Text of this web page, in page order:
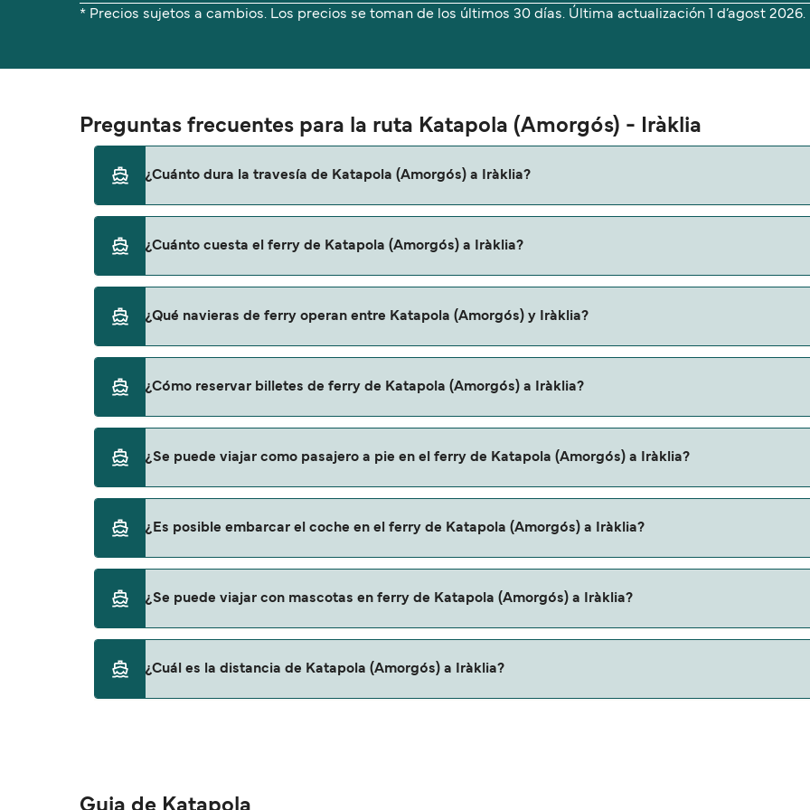
* Precios sujetos a cambios. Los precios se toman de los últimos 30 días. Última actualización 1 d’agost 2026.
Preguntas frecuentes para la ruta Katapola (Amorgós) - Iràklia
¿Cuánto dura la travesía de Katapola (Amorgós) a Iràklia?
una temporada a otra, por lo que te recomendamos que verifiques online la información más actualizada.
¿Cuánto cuesta el ferry de Katapola (Amorgós) a Iràklia?
de 15€. El precio no incluye los gastos de reserva.
¿Qué navieras de ferry operan entre Katapola (Amorgós) y Iràklia?
¿Cómo reservar billetes de ferry de Katapola (Amorgós) a Iràklia?
página de ofertas para descrubrir las últimas promociones y descuentos de las compañías navieras.
¿Se puede viajar como pasajero a pie en el ferry de Katapola (Amorgós) a Iràklia?
¿Es posible embarcar el coche en el ferry de Katapola (Amorgós) a Iràklia?
¿Se puede viajar con mascotas en ferry de Katapola (Amorgós) a Iràklia?
con mascotas con:
¿Cuál es la distancia de Katapola (Amorgós) a Iràklia?